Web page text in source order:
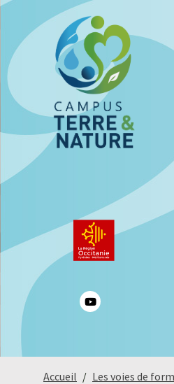
Accueil Les voies de